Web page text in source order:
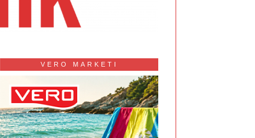
VERO MARKETI